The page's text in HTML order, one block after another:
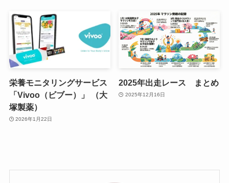
栄養モニタリングサービス
「Vivoo（ビブー）」 （大
塚製薬）
2026年1月22日
2025年出走レース まとめ
2025年12月16日